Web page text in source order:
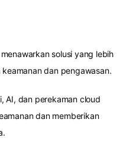
solusi yang lebih
dan pengawasan.
AI, dan perekaman cloud
dan memberikan